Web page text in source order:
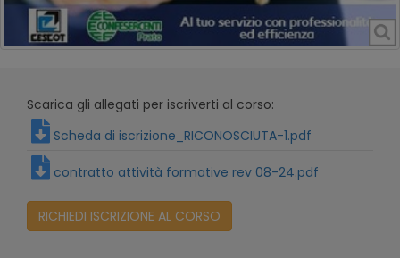
Scarica gli allegati per iscriverti al corso:
Scheda di iscrizione_RICONOSCIUTA-1.pdf
contratto attività formative rev 08-24.pdf
RICHIEDI ISCRIZIONE AL CORSO